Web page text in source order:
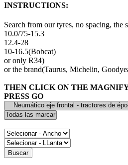
INSTRUCTIONS:
Search from our tyres, no spacing, the
10.0/75-15.3
12.4-28
10-16.5(Bobcat)
or only R34)
or the brand(Taurus, Michelin,
THEN CLICK ON THE
PRESS GO